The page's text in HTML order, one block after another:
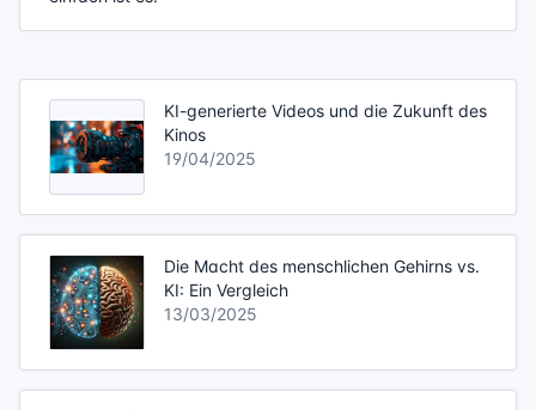
KI-generierte Videos und die Zukunft des
Kinos
19/04/2025
Die Macht des menschlichen Gehirns vs.
KI: Ein Vergleich
13/03/2025